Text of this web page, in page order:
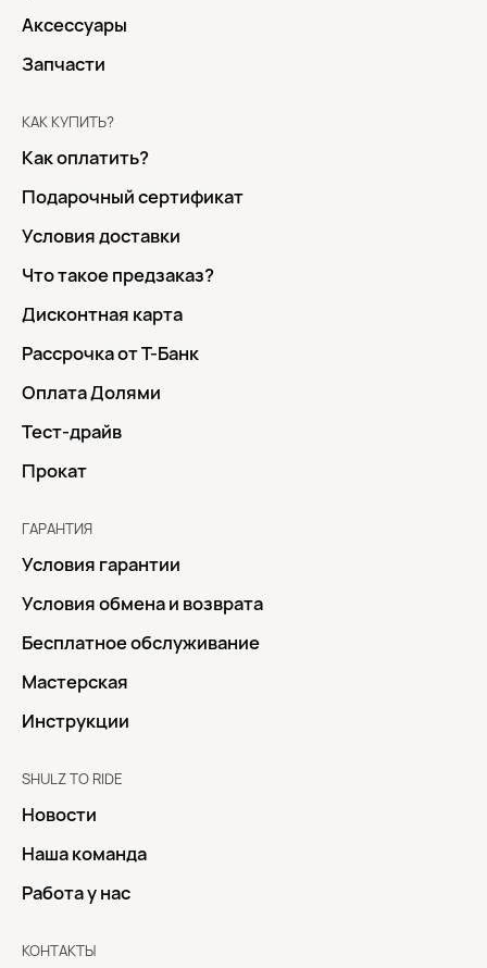
Аксессуары
Запчасти
КАК КУПИТЬ?
Как оплатить?
Подарочный сертификат
Условия доставки
Что такое предзаказ?
Дисконтная карта
Рассрочка от Т-Банк
Оплата Долями
Тест-драйв
Прокат
ГАРАНТИЯ
Условия гарантии
Условия обмена и возврата
Бесплатное обслуживание
Мастерская
Инструкции
SHULZ TO RIDE
Новости
Наша команда
Работа у нас
КОНТАКТЫ